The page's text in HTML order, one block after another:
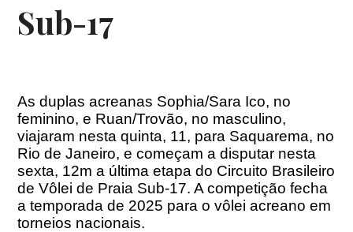
Sub-17
As duplas acreanas Sophia/Sara Ico, no
feminino, e Ruan/Trovão, no masculino,
viajaram nesta quinta, 11, para Saquarema, no
Rio de Janeiro, e começam a disputar nesta
sexta, 12m a última etapa do Circuito Brasileiro
de Vôlei de Praia Sub-17. A competição fecha
a temporada de 2025 para o vôlei acreano em
torneios nacionais.